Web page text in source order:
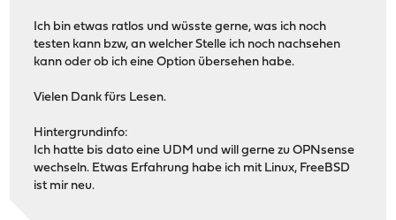
Ich bin etwas ratlos und wüsste gerne, was ich noch
testen kann bzw, an welcher Stelle ich noch nachsehen
kann oder ob ich eine Option übersehen habe.
Vielen Dank fürs Lesen.
Hintergrundinfo:
Ich hatte bis dato eine UDM und will gerne zu OPNsense
wechseln. Etwas Erfahrung habe ich mit Linux, FreeBSD
ist mir neu.